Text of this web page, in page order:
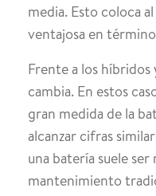
media. Esto coloca
ventajosa en
Frente a los
cambia. En estos
gran medida de la
alcanzar cifras
una batería suele ser
mantenimiento